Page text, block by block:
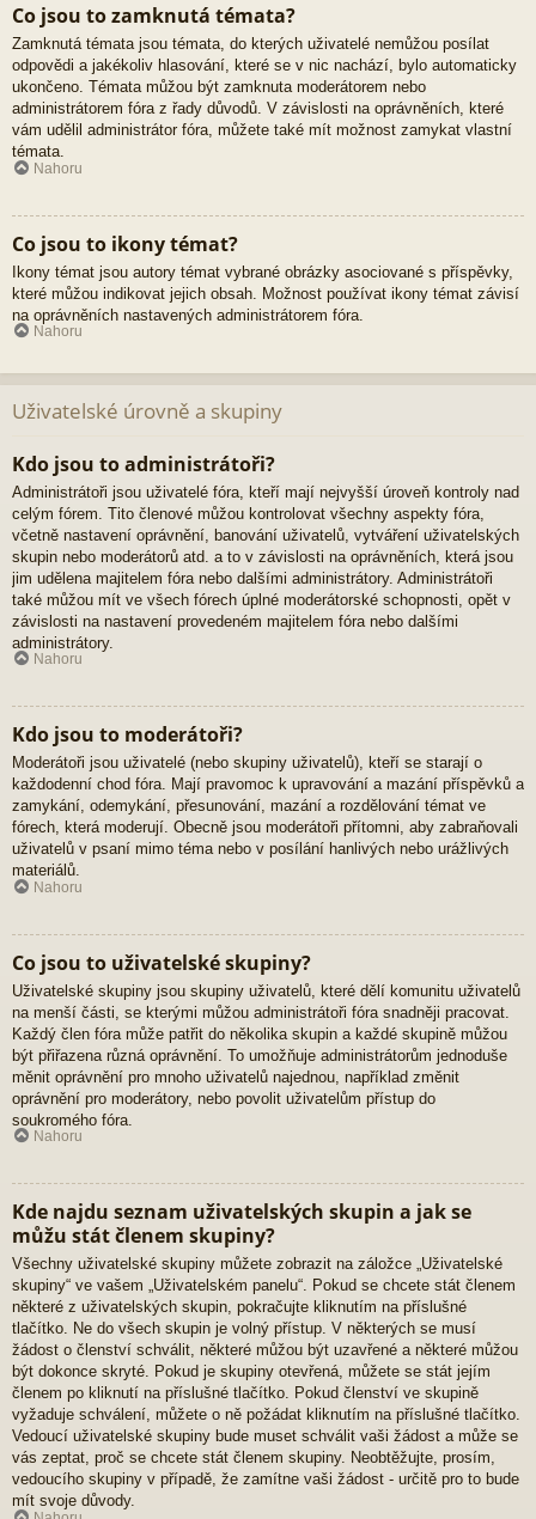
Co jsou to zamknutá témata?
Zamknutá témata jsou témata, do kterých uživatelé nemůžou posílat
odpovědi a jakékoliv hlasování, které se v nic nachází, bylo automaticky
ukončeno. Témata můžou být zamknuta moderátorem nebo
administrátorem fóra z řady důvodů. V závislosti na oprávněních, které
vám udělil administrátor fóra, můžete také mít možnost zamykat vlastní
témata.
Nahoru
Co jsou to ikony témat?
Ikony témat jsou autory témat vybrané obrázky asociované s příspěvky,
které můžou indikovat jejich obsah. Možnost používat ikony témat závisí
na oprávněních nastavených administrátorem fóra.
Nahoru
Uživatelské úrovně a skupiny
Kdo jsou to administrátoři?
Administrátoři jsou uživatelé fóra, kteří mají nejvyšší úroveň kontroly nad
celým fórem. Tito členové můžou kontrolovat všechny aspekty fóra,
včetně nastavení oprávnění, banování uživatelů, vytváření uživatelských
skupin nebo moderátorů atd. a to v závislosti na oprávněních, která jsou
jim udělena majitelem fóra nebo dalšími administrátory. Administrátoři
také můžou mít ve všech fórech úplné moderátorské schopnosti, opět v
závislosti na nastavení provedeném majitelem fóra nebo dalšími
administrátory.
Nahoru
Kdo jsou to moderátoři?
Moderátoři jsou uživatelé (nebo skupiny uživatelů), kteří se starají o
každodenní chod fóra. Mají pravomoc k upravování a mazání příspěvků a
zamykání, odemykání, přesunování, mazání a rozdělování témat ve
fórech, která moderují. Obecně jsou moderátoři přítomni, aby zabraňovali
uživatelů v psaní mimo téma nebo v posílání hanlivých nebo urážlivých
materiálů.
Nahoru
Co jsou to uživatelské skupiny?
Uživatelské skupiny jsou skupiny uživatelů, které dělí komunitu uživatelů
na menší části, se kterými můžou administrátoři fóra snadněji pracovat.
Každý člen fóra může patřit do několika skupin a každé skupině můžou
být přiřazena různá oprávnění. To umožňuje administrátorům jednoduše
měnit oprávnění pro mnoho uživatelů najednou, například změnit
oprávnění pro moderátory, nebo povolit uživatelům přístup do
soukromého fóra.
Nahoru
Kde najdu seznam uživatelských skupin a jak se
můžu stát členem skupiny?
Všechny uživatelské skupiny můžete zobrazit na záložce „Uživatelské
skupiny“ ve vašem „Uživatelském panelu“. Pokud se chcete stát členem
některé z uživatelských skupin, pokračujte kliknutím na příslušné
tlačítko. Ne do všech skupin je volný přístup. V některých se musí
žádost o členství schválit, některé můžou být uzavřené a některé můžou
být dokonce skryté. Pokud je skupiny otevřená, můžete se stát jejím
členem po kliknutí na příslušné tlačítko. Pokud členství ve skupině
vyžaduje schválení, můžete o ně požádat kliknutím na příslušné tlačítko.
Vedoucí uživatelské skupiny bude muset schválit vaši žádost a může se
vás zeptat, proč se chcete stát členem skupiny. Neobtěžujte, prosím,
vedoucího skupiny v případě, že zamítne vaši žádost - určitě pro to bude
mít svoje důvody.